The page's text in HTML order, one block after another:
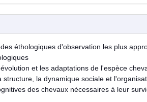
éthologiques d'observation les plus
et les adaptations de l'espèce
structure, la dynamique sociale et
des chevaux nécessaires à leur